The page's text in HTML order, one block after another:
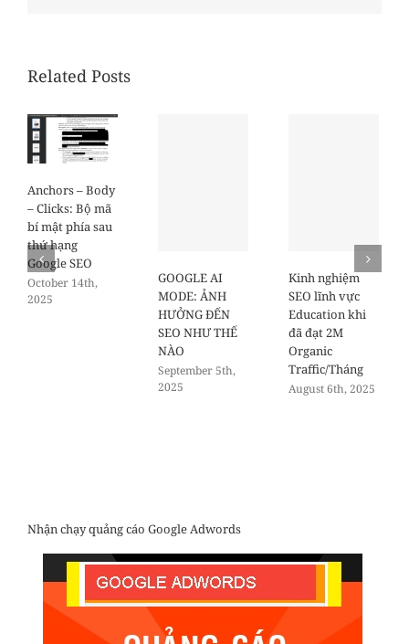
Related Posts
Anchors – Body
– Clicks: Bộ mã
bí mật phía sau
thứ hạng
Google SEO
October 14th,
2025
GOOGLE AI
MODE: ẢNH
HƯỞNG ĐẾN
SEO NHƯ THẾ
NÀO
September 5th,
2025
Kinh nghiệm
SEO lĩnh vực
Education khi
đã đạt 2M
Organic
Traffic/Tháng
August 6th, 2025
Nhận chạy quảng cáo Google Adwords